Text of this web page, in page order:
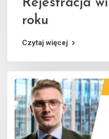
Rejestracja
roku
Czytaj więcej